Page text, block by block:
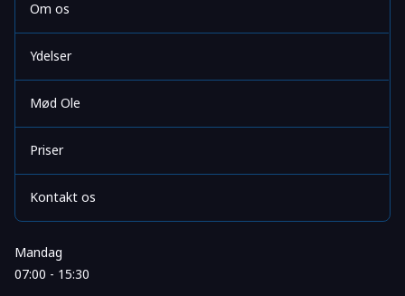
Om os
Ydelser
Mød Ole
Priser
Kontakt os
Mandag
07:00 - 15:30